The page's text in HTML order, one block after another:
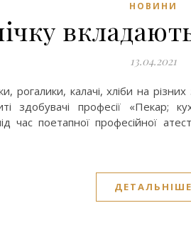
НОВИНИ
13.04.2021
рогалики, калачі, хліби на
здобувачі професії «Пекар;
час поетапної професійної
ДЕТАЛЬНІШЕ